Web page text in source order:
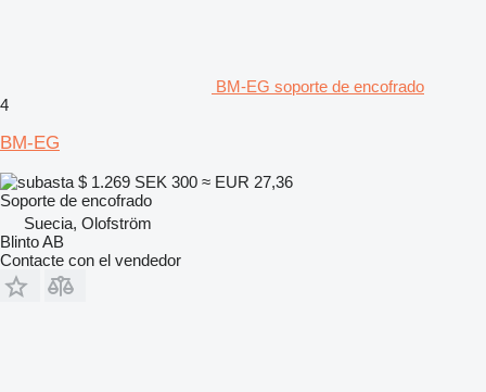
BM-EG soporte de encofrado
4
BM-EG
$ 1.269 SEK 300 ≈ EUR 27,36
Soporte de encofrado
Suecia, Olofström
Blinto AB
Contacte con el vendedor